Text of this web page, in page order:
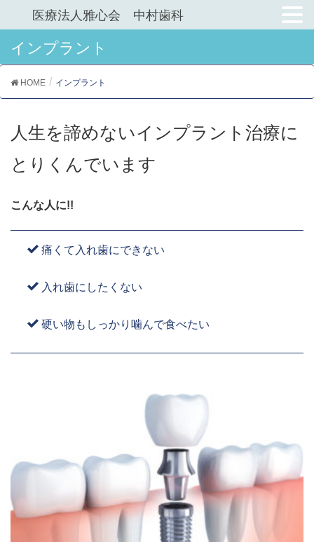
インプラント
HOME インプラント
人生を諦めないインプラント治療に
とりくんでいます
こんな人に!!
痛くて入れ歯にできない
入れ歯にしたくない
硬い物もしっかり噛んで食べたい
医療法人雅心会 中村歯科